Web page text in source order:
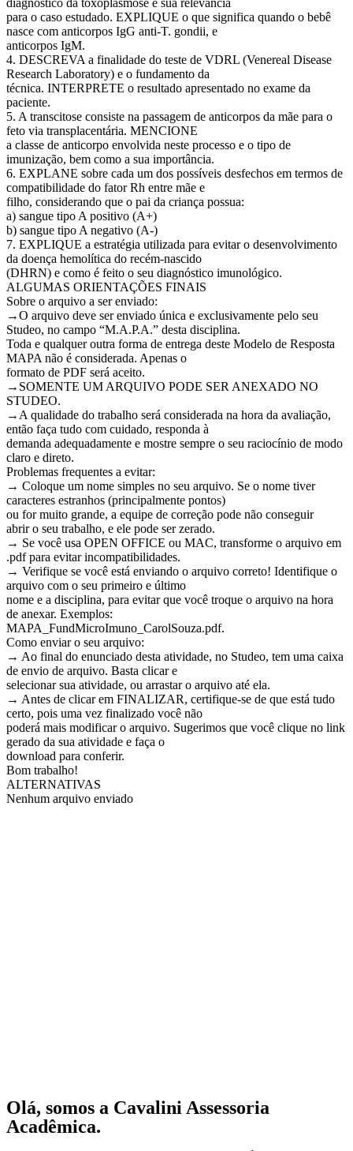
diagnóstico da toxoplasmose e sua relevância
para o caso estudado. EXPLIQUE o que significa quando o bebê
nasce com anticorpos IgG anti-T. gondii, e
anticorpos IgM.
4. DESCREVA a finalidade do teste de VDRL (Venereal Disease
Research Laboratory) e o fundamento da
técnica. INTERPRETE o resultado apresentado no exame da
paciente.
5. A transcitose consiste na passagem de anticorpos da mãe para o
feto via transplacentária. MENCIONE
a classe de anticorpo envolvida neste processo e o tipo de
imunização, bem como a sua importância.
6. EXPLANE sobre cada um dos possíveis desfechos em termos de
compatibilidade do fator Rh entre mãe e
filho, considerando que o pai da criança possua:
a) sangue tipo A positivo (A+)
b) sangue tipo A negativo (A-)
7. EXPLIQUE a estratégia utilizada para evitar o desenvolvimento
da doença hemolítica do recém-nascido
(DHRN) e como é feito o seu diagnóstico imunológico.
ALGUMAS ORIENTAÇÕES FINAIS
Sobre o arquivo a ser enviado:
→O arquivo deve ser enviado única e exclusivamente pelo seu
Studeo, no campo “M.A.P.A.” desta disciplina.
Toda e qualquer outra forma de entrega deste Modelo de Resposta
MAPA não é considerada. Apenas o
formato de PDF será aceito.
→SOMENTE UM ARQUIVO PODE SER ANEXADO NO
STUDEO.
→A qualidade do trabalho será considerada na hora da avaliação,
então faça tudo com cuidado, responda à
demanda adequadamente e mostre sempre o seu raciocínio de modo
claro e direto.
Problemas frequentes a evitar:
→ Coloque um nome simples no seu arquivo. Se o nome tiver
caracteres estranhos (principalmente pontos)
ou for muito grande, a equipe de correção pode não conseguir
abrir o seu trabalho, e ele pode ser zerado.
→ Se você usa OPEN OFFICE ou MAC, transforme o arquivo em
.pdf para evitar incompatibilidades.
→ Verifique se você está enviando o arquivo correto! Identifique o
arquivo com o seu primeiro e último
nome e a disciplina, para evitar que você troque o arquivo na hora
de anexar. Exemplos:
MAPA_FundMicroImuno_CarolSouza.pdf.
Como enviar o seu arquivo:
→ Ao final do enunciado desta atividade, no Studeo, tem uma caixa
de envio de arquivo. Basta clicar e
selecionar sua atividade, ou arrastar o arquivo até ela.
→ Antes de clicar em FINALIZAR, certifique-se de que está tudo
certo, pois uma vez finalizado você não
poderá mais modificar o arquivo. Sugerimos que você clique no link
gerado da sua atividade e faça o
download para conferir.
Bom trabalho!
ALTERNATIVAS
Nenhum arquivo enviado
Olá, somos a Cavalini Assessoria
Acadêmica.